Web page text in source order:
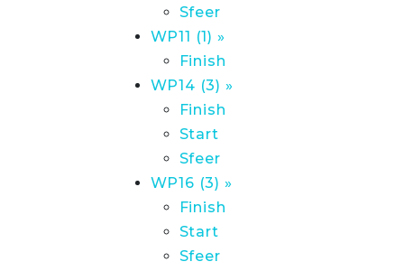
Sfeer
WP11 (1) »
Finish
WP14 (3) »
Finish
Start
Sfeer
WP16 (3) »
Finish
Start
Sfeer